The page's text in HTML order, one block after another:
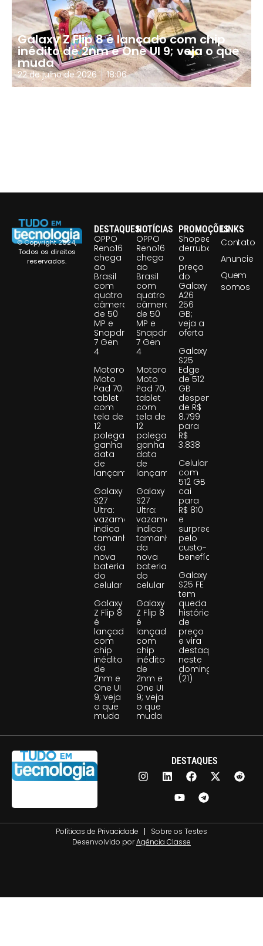
Galaxy Z Flip 8 é lançado com chip
inédito de 2nm e One UI 9; veja o que
muda
22 de julho de 2026 18:06
© Copyright 2024,
Todos os direitos
reservados.
DESTAQUES
OPPO
Reno16
chega
ao
Brasil
com
quatro
câmeras
de 50
MP e
Snapdragon
7 Gen
4
Motorola
Moto
Pad 70:
tablet
com
tela de
12
polegadas
ganha
data
de
lançamento
Galaxy
S27
Ultra:
vazamento
indica
tamanho
da
nova
bateria
do
celular
Galaxy
Z Flip 8
é
lançado
com
chip
inédito
de
2nm e
One UI
9; veja
o que
muda
NOTÍCIAS
OPPO
Reno16
chega
ao
Brasil
com
quatro
câmeras
de 50
MP e
Snapdragon
7 Gen
4
Motorola
Moto
Pad 70:
tablet
com
tela de
12
polegadas
ganha
data
de
lançamento
Galaxy
S27
Ultra:
vazamento
indica
tamanho
da
nova
bateria
do
celular
Galaxy
Z Flip 8
é
lançado
com
chip
inédito
de
2nm e
One UI
9; veja
o que
muda
PROMOÇÕES
Shopee
derruba
o
preço
do
Galaxy
A26
256
GB;
veja a
oferta
Galaxy
S25
Edge
de 512
GB
despenca
de R$
8.799
para
R$
3.838
Celular
com
512 GB
cai
para
R$ 810
e
surpreende
pelo
custo-
benefício
Galaxy
S25 FE
tem
queda
histórica
de
preço
e vira
destaque
neste
domingo
(21)
LINKS
Contato
Anuncie
Quem
somos
DESTAQUES
Políticas de Privacidade
Sobre os Testes
Desenvolvido porAgência Classe